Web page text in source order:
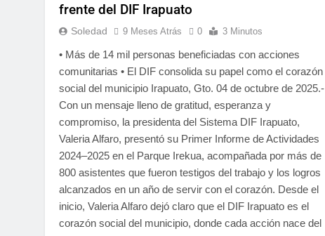
frente del DIF Irapuato
Soledad 9 Meses Atrás 0 3 Minutos
• Más de 14 mil personas beneficiadas con acciones
comunitarias • El DIF consolida su papel como el corazón
social del municipio Irapuato, Gto. 04 de octubre de 2025.-
Con un mensaje lleno de gratitud, esperanza y
compromiso, la presidenta del Sistema DIF Irapuato,
Valeria Alfaro, presentó su Primer Informe de Actividades
2024–2025 en el Parque Irekua, acompañada por más de
800 asistentes que fueron testigos del trabajo y los logros
alcanzados en un año de servir con el corazón. Desde el
inicio, Valeria Alfaro dejó claro que el DIF Irapuato es el
corazón social del municipio, donde cada acción nace del